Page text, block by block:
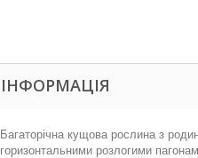
ІНФОРМАЦІЯ
Багаторічна кущова рослина з
горизонтальними розлогими